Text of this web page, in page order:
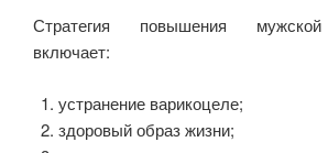
Стратегия повышения
включает:
устранение варикоцеле;
здоровый образ жизни;